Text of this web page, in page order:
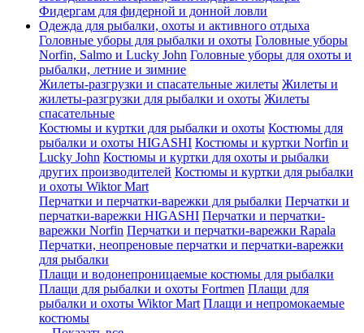
Фидергам для фидерной и донной ловли
Одежда для рыбалки, охоты и активного отдыха
Головные уборы для рыбалки и охоты Головные уборы
Norfin, Salmo и Lucky John Головные уборы для охоты и
рыбалки, летние и зимние
Жилеты-разгрузки и спасательные жилеты Жилеты и
жилеты-разгрузки для рыбалки и охоты Жилеты
спасательные
Костюмы и куртки для рыбалки и охоты Костюмы для
рыбалки и охоты HIGASHI Костюмы и куртки Norfin и
Lucky John Костюмы и куртки для охоты и рыбалки
других производителей Костюмы и куртки для рыбалки
и охоты Wiktor Mart
Перчатки и перчатки-варежки для рыбалки Перчатки и
перчатки-варежки HIGASHI Перчатки и перчатки-
варежки Norfin Перчатки и перчатки-варежки Rapala
Перчатки, неопреновые перчатки и перчатки-варежки
для рыбалки
Плащи и водонепроницаемые костюмы для рыбалки
Плащи для рыбалки и охоты Fortmen Плащи для
рыбалки и охоты Wiktor Mart Плащи и непромокаемые
костюмы